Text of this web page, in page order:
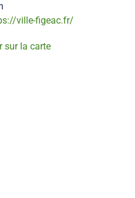
ville-figeac.fr/
sur la carte